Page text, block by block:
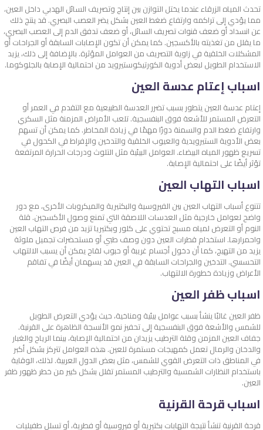
تحدث المياه الزرقاء عندما يختل التوازن بين إنتاج وتصريف السائل الهدبي داخل العين،
مما يؤدي إلى تراكمه وارتفاع ضغط العين بشكل يضر العصب البصري. قد ينتج ذلك
عن انسداد أو ضعف قنوات تصريف السائل، أو ضعف تدفق الدم إلى العصب البصري،
ما يقلل من تغذيته بالأكسجين. كما يمكن أن تكون الإصابات السابقة أو الجراحات أو
المشكلات الخلقية في زاوية التصريف من العوامل المؤثرة. بالإضافة إلى ذلك، يزيد
الاستخدام الطويل لبعض أدوية الكورتيكوستيرويد من احتمالية الإصابة بالجلوكوما.
اسباب إعتام عدسة العين
إعتام عدسة العين يتطور بسبب تضرر العدسة الطبيعية مع التقدم في العمر أو
التعرض المستمر للأشعة فوق البنفسجية. تلعب الأمراض المزمنة مثل السكري
وارتفاع ضغط الدم والسمنة دورًا مهمًا في زيادة المخاطر. كما يمكن أن تسهم
بعض الأدوية الستيرويدية والعيوب الخلقية والتدخين والإفراط في الكحول في
تسريع ظهور المياه البيضاء. العوامل البيئية مثل التلوث ودرجات الحرارة المرتفعة
تؤثر أيضًا على احتمالية الإصابة.
اسباب التهاب العين
تتنوع أسباب التهاب العين بين الفيروسية والبكتيرية والميكروبات الأخرى، مع دور
واضح لعوامل خارجية مثل العدسات اللاصقة التي تمنع وصول الأكسجين. قلة
النوم أو التعرض لمياه مسبح تحتوي على كلور وبكتيريا تزيد من فرص التهاب العين
واحمرارها. استخدام قطرات العين دون وصف طبي أو مستحضرات تجميل ملوثة
يزيد من التهيج، كما أن دخول أجسام غريبة أو حبوب لقاح يمكن أن يسبب الالتهاب
التحسسي. التدخين والجراحات السابقة في العين قد يسهمان أيضًا في تفاقم
الأعراض وزيادة خطورة الالتهاب.
اسباب ظفر العين
ظفر العين غالبًا ينشأ بسبب عوامل بيئية ومناخية، حيث يؤدي التعرض الطويل
للشمس والأشعة فوق البنفسجية إلى تحفيز نمو الأنسجة الظاهرة على القرنية.
جفاف العين المزمن وقلة الترطيب يزيدان من احتمالية الإصابة، بينما الرياح والغبار
والدخان والرمال تعمل كمهيجات مستمرة للعين. هذه العوامل تتركز بشكل أكبر
في المناطق ذات التعرض القوي للشمس، مثل بعض الدول العربية. لذلك، الوقاية
باستخدام النظارات الشمسية والترطيب المستمر تقلل بشكل كبير من خطر ظهور ظفر
العين.
اسباب قرحة القرنية
قرحة القرنية تنشأ نتيجة التهابات بكتيرية أو فيروسية أو فطرية، أو تسلل طفيليات